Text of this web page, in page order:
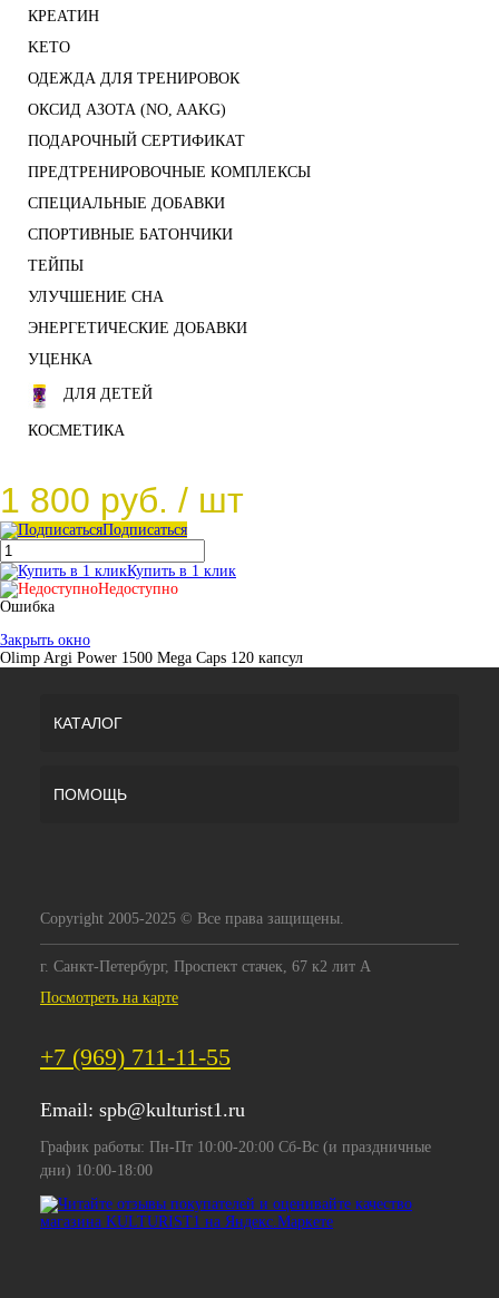
КРЕАТИН
KETO
ОДЕЖДА ДЛЯ ТРЕНИРОВОК
ОКСИД АЗОТА (NO, AAKG)
ПОДАРОЧНЫЙ СЕРТИФИКАТ
ПРЕДТРЕНИРОВОЧНЫЕ КОМПЛЕКСЫ
СПЕЦИАЛЬНЫЕ ДОБАВКИ
СПОРТИВНЫЕ БАТОНЧИКИ
ТЕЙПЫ
УЛУЧШЕНИЕ СНА
ЭНЕРГЕТИЧЕСКИЕ ДОБАВКИ
УЦЕНКА
ДЛЯ ДЕТЕЙ
КОСМЕТИКА
1 800 руб. / шт
Подписаться
Купить в 1 клик
Недоступно
Ошибка
Закрыть окно
Olimp Argi Power 1500 Mega Caps 120 капсул
КАТАЛОГ
ПОМОЩЬ
Copyright 2005-2025 © Все права защищены.
г. Санкт-Петербург, Проспект стачек, 67 к2 лит А
Посмотреть на карте
+7 (969) 711-11-55
Email: spb@kulturist1.ru
График работы: Пн-Пт 10:00-20:00 Сб-Вс (и праздничные
дни) 10:00-18:00